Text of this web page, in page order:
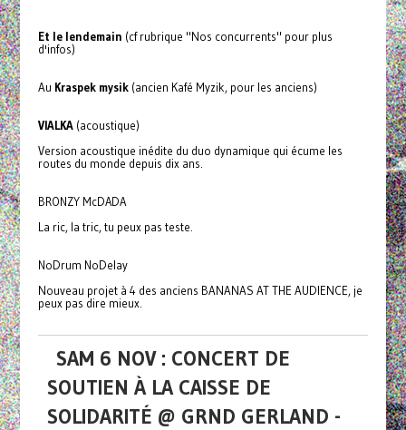
Et le lendemain (cf rubrique "Nos concurrents" pour plus
d'infos)
Au Kraspek mysik(ancien Kafé Myzik, pour les anciens)
VIALKA(acoustique)
Version acoustique inédite du duo dynamique qui écume les
routes du monde depuis dix ans.
BRONZY McDADA
La ric, la tric, tu peux pas teste.
NoDrum NoDelay
Nouveau projet à 4 des anciens BANANAS AT THE AUDIENCE, je
peux pas dire mieux.
SAM 6 NOV : CONCERT DE
SOUTIEN À LA CAISSE DE
SOLIDARITÉ @ GRND GERLAND -